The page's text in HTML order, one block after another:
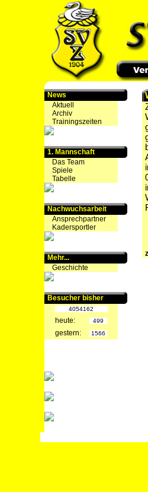
News
Aktuell
Archiv
Trainingszeiten
1. Mannschaft
Das Team
Spiele
Tabelle
Nachwuchsarbeit
Ansprechpartner
Kadersportler
Mehr...
Geschichte
Besucher bisher
4054162
heute: 499
gestern: 1566